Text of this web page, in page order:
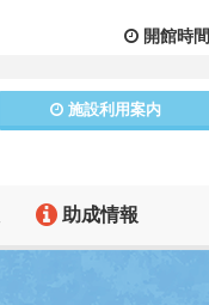
開館時間
施設利用案内
助成情報